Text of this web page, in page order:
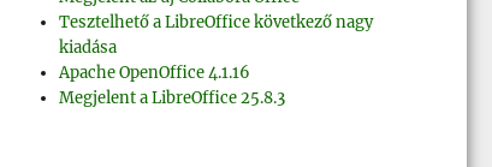
Tesztelhető a LibreOffice következő nagy
kiadása
Apache OpenOffice 4.1.16
Megjelent a LibreOffice 25.8.3